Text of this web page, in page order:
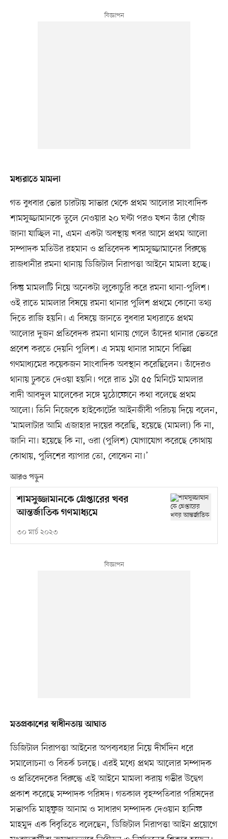
মধ্যরাতে মামলা
গত বুধবার ভোর চারটায় সাভার থেকে প্রথম আলোর সাংবাদিক
শামসুজ্জামানকে তুলে নেওয়ার ২০ ঘণ্টা পরও যখন তাঁর খোঁজ
জানা যাচ্ছিল না, এমন একটা অবস্থায় খবর আসে প্রথম আলো
সম্পাদক মতিউর রহমান ও প্রতিবেদক শামসুজ্জামানের বিরুদ্ধে
রাজধানীর রমনা থানায় ডিজিটাল নিরাপত্তা আইনে মামলা হচ্ছে।
কিন্তু মামলাটি নিয়ে অনেকটা লুকোচুরি করে রমনা থানা-পুলিশ।
ওই রাতে মামলার বিষয়ে রমনা থানার পুলিশ প্রথমে কোনো তথ্য
দিতে রাজি হয়নি। এ বিষয়ে জানতে বুধবার মধ্যরাতে প্রথম
আলোর দুজন প্রতিবেদক রমনা থানায় গেলে তাঁদের থানার ভেতরে
প্রবেশ করতে দেয়নি পুলিশ। এ সময় থানার সামনে বিভিন্ন
গণমাধ্যমের কয়েকজন সাংবাদিক অবস্থান করেছিলেন। তাঁদেরও
থানায় ঢুকতে দেওয়া হয়নি। পরে রাত ১টা ৫৫ মিনিটে মামলার
বাদী আবদুল মালেকের সঙ্গে মুঠোফোনে কথা বলেছে প্রথম
আলো। তিনি নিজেকে হাইকোর্টের আইনজীবী পরিচয় দিয়ে বলেন,
‘মামলাটার আমি এজাহার দায়ের করেছি, হয়েছে (মামলা) কি না,
জানি না। হয়েছে কি না, ওরা (পুলিশ) যোগাযোগ করেছে কোথায়
কোথায়, পুলিশের ব্যাপার তো, বোঝেন না।’
আরও পড়ুন
শামসুজ্জামানকে গ্রেপ্তারের খবর
আন্তর্জাতিক গণমাধ্যমে
৩০ মার্চ ২০২৩
মতপ্রকাশের স্বাধীনতায় আঘাত
ডিজিটাল নিরাপত্তা আইনের অপব্যবহার নিয়ে দীর্ঘদিন ধরে
সমালোচনা ও বিতর্ক চলছে। এরই মধ্যে প্রথম আলোর সম্পাদক
ও প্রতিবেদকের বিরুদ্ধে এই আইনে মামলা করায় গভীর উদ্বেগ
প্রকাশ করেছে সম্পাদক পরিষদ। গতকাল বৃহস্পতিবার পরিষদের
সভাপতি মাহ্ফুজ আনাম ও সাধারণ সম্পাদক দেওয়ান হানিফ
মাহমুদ এক বিবৃতিতে বলেছেন, ডিজিটাল নিরাপত্তা আইন প্রয়োগে